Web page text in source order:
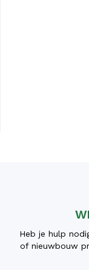
Heb je hulp
of nieuwbouw